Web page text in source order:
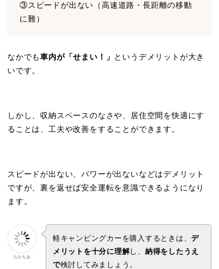
③スピードが出ない（高速道路・長距離の移動
に難）
なかでも車内が「せまい！」 というデメリットが大き
いです。
しかし、収納スペースのなさや、居住空間を快適にす
ることは、工夫や改善をすることができます。
スピードが出ない、パワーが出ないなどはデメリット
ですが、裏を返せば安全運転を意識できるようになり
ます。
ちかもあ
軽キャンピングカーを購入するときは、デ
メリットを十分に理解し、 納得をしたうえ
で検討してみましょう。